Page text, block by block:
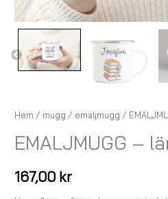
Hem / mugg / emaljmugg /
EMALJMUGG –
167,00 kr